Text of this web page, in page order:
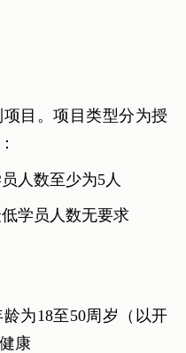
目。项目类型分为授
人数至少为5人
学员人数无要求
为18至50周岁（以开
康